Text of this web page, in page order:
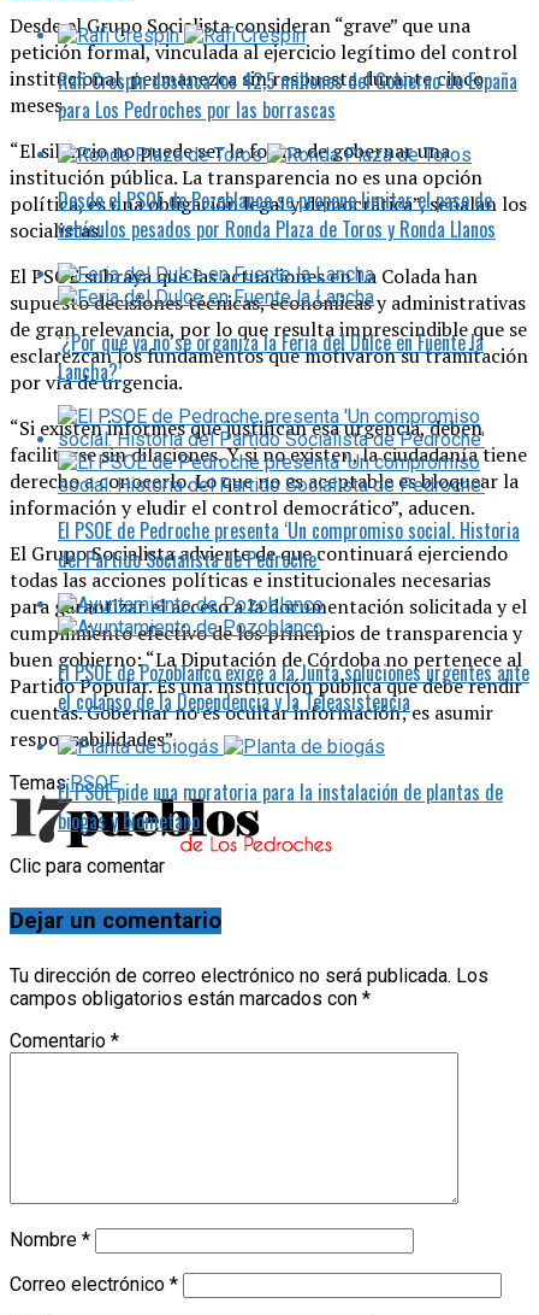
Desde el Grupo Socialista consideran “grave” que una
petición formal, vinculada al ejercicio legítimo del control
institucional, permanezca sin respuesta durante cinco
meses.
“El silencio no puede ser la forma de gobernar una
institución pública. La transparencia no es una opción
política, es una obligación legal y democrática”, señalan los
socialistas.
El PSOE subraya que las actuaciones en La Colada han
supuesto decisiones técnicas, económicas y administrativas
de gran relevancia, por lo que resulta imprescindible que se
esclarezcan los fundamentos que motivaron su tramitación
por vía de urgencia.
“Si existen informes que justifican esa urgencia, deben
facilitarse sin dilaciones. Y si no existen, la ciudadanía tiene
derecho a conocerlo. Lo que no es aceptable es bloquear la
información y eludir el control democrático”, aducen.
El Grupo Socialista advierte de que continuará ejerciendo
todas las acciones políticas e institucionales necesarias
para garantizar el acceso a la documentación solicitada y el
cumplimiento efectivo de los principios de transparencia y
buen gobierno: “La Diputación de Córdoba no pertenece al
Partido Popular. Es una institución pública que debe rendir
cuentas. Gobernar no es ocultar información; es asumir
responsabilidades”.
Temas: PSOE
Rafi Crespín destaca los 42,5 millones del Gobierno de España
para Los Pedroches por las borrascas
Desde el PSOE de Pozoblanco se propone limitar el paso de
vehículos pesados por Ronda Plaza de Toros y Ronda Llanos
‘¿Por qué ya no se organiza la Feria del Dulce en Fuente la
Lancha?’
El PSOE de Pedroche presenta ‘Un compromiso social. Historia
del Partido Socialista de Pedroche’
El PSOE de Pozoblanco exige a la Junta soluciones urgentes ante
el colapso de la Dependencia y la Teleasistencia
El PSOE pide una moratoria para la instalación de plantas de
biogás y biometano
Clic para comentar
Dejar un comentario
Tu dirección de correo electrónico no será publicada. Los
campos obligatorios están marcados con *
Comentario *
Nombre *
Correo electrónico *